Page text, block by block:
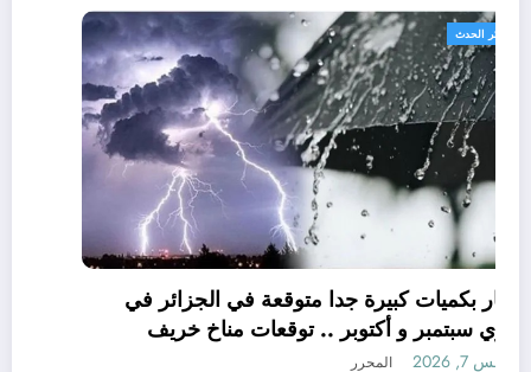
الجزائر الحدث
امطار بكميات كبيرة جدا متوقعة في الجزائر في
شهري سبتمبر و أكتوبر .. توقعات مناخ خريف
2026 الجزائر
أغسطس 7, 2026